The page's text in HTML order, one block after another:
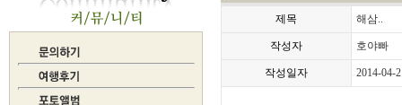
제목 해삼..
작성자 호야빠
작성일자 2014-04-